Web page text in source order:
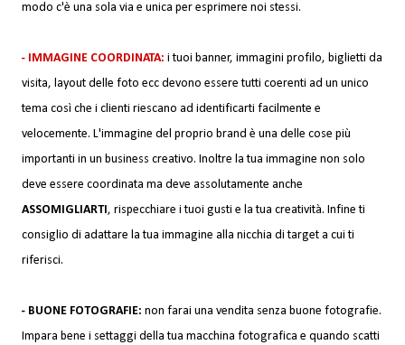
modo c'è una sola via e unica per esprimere noi stessi.
- IMMAGINE COORDINATA: i tuoi banner, immagini profilo, biglietti da
visita, layout delle foto ecc devono essere tutti coerenti ad un unico
tema così che i clienti riescano ad identificarti facilmente e
velocemente. L'immagine del proprio brand è una delle cose più
importanti in un business creativo. Inoltre la tua immagine non solo
deve essere coordinata ma deve assolutamente anche
ASSOMIGLIARTI, rispecchiare i tuoi gusti e la tua creatività. Infine ti
consiglio di adattare la tua immagine alla nicchia di target a cui ti
riferisci.
- BUONE FOTOGRAFIE: non farai una vendita senza buone fotografie.
Impara bene i settaggi della tua macchina fotografica e quando scatti